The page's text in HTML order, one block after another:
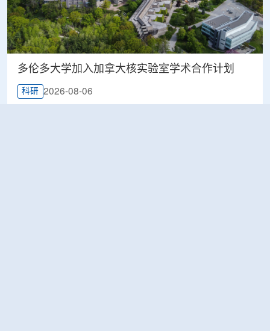
多伦多大学加入加拿大核实验室学术合作计划
科研 2026-08-06